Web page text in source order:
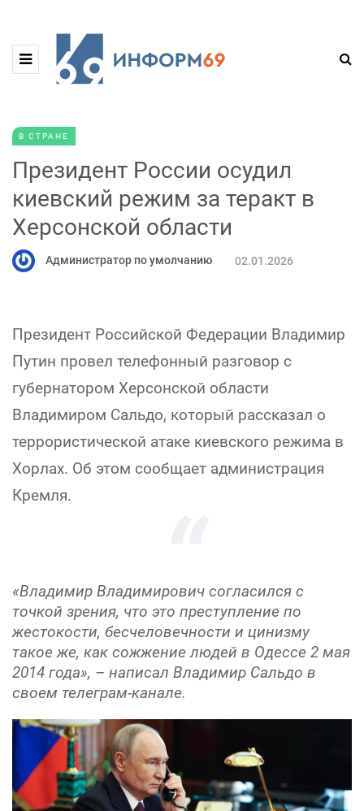
В СТРАНЕ
Президент России осудил
киевский режим за теракт в
Херсонской области
Администратор по умолчанию 02.01.2026
Президент Российской Федерации Владимир
Путин провел телефонный разговор с
губернатором Херсонской области
Владимиром Сальдо, который рассказал о
террористической атаке киевского режима в
Хорлах. Об этом сообщает администрация
Кремля.
«Владимир Владимирович согласился с
точкой зрения, что это преступление по
жестокости, бесчеловечности и цинизму
такое же, как сожжение людей в Одессе 2 мая
2014 года», – написал Владимир Сальдо в
своем телеграм-канале.